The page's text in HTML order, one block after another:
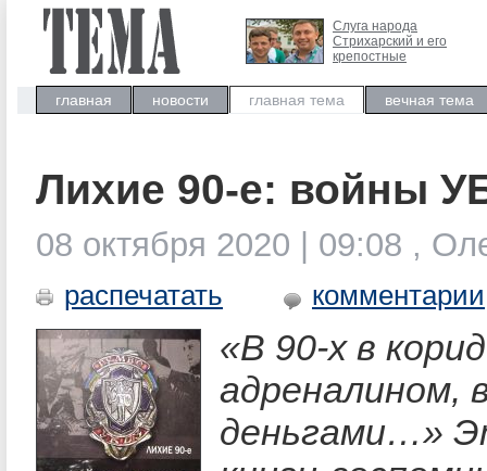
Слуга народа
Стрихарский и его
крепостные
главная новости главная тема вечная тема
Лихие 90-е: войны
08 октября 2020 | 09:08 ,
распечатать комментарии
«В 90-х в
адреналином,
деньгами…»